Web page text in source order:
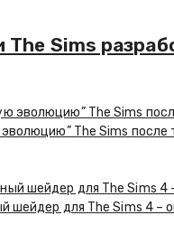
The Sims
The Sims после
шейдер для The Sims 4 –